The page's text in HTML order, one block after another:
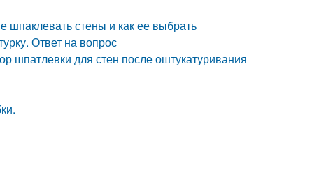
шпаклевать стены и как ее выбрать
Ответ на вопрос
шпатлевки для стен после оштукатуривания